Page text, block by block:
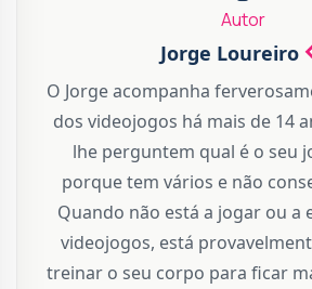
Autor
Jorge Loureiro
O Jorge acompanha
dos videojogos há mais de 14
lhe perguntem qual é o seu
porque tem vários e não
Quando não está a jogar ou a
videojogos, está
treinar o seu corpo para ficar